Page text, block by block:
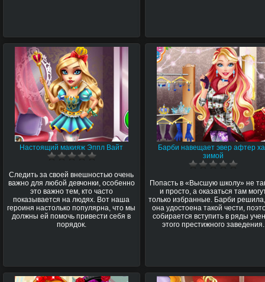
Настоящий макияж Эппл Вайт
Следить за своей внешностью очень
важно для любой девчонки, особенно
это важно тем, кто часто
показывается на людях. Вот наша
героиня настолько популярна, что мы
должны ей помочь привести себя в
порядок.
Барби навещает эвер афтер
зимой
Попасть в «Высшую школу» не
и просто, а оказаться там
только избранные. Барби
она удостоена такой чести,
собирается вступить в ряды
этого престижного заведения.